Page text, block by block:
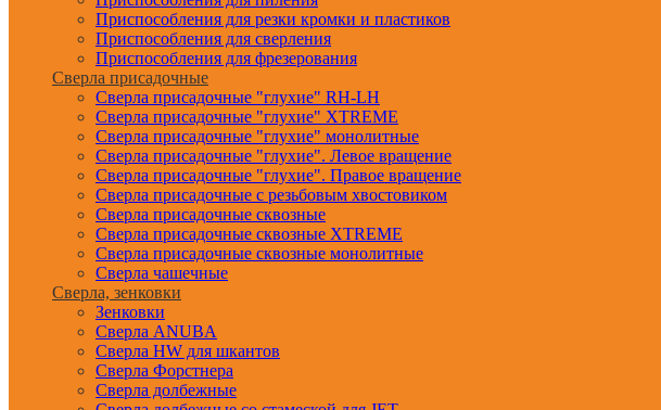
Приспособления для резки кромки и пластиков
Приспособления для сверления
Приспособления для фрезерования
Сверла присадочные
Сверла присадочные "глухие" RH-LH
Сверла присадочные "глухие" XTREME
Сверла присадочные "глухие" монолитные
Сверла присадочные "глухие". Левое вращение
Сверла присадочные "глухие". Правое вращение
Сверла присадочные с резьбовым хвостовиком
Сверла присадочные сквозные
Сверла присадочные сквозные XTREME
Сверла присадочные сквозные монолитные
Сверла чашечные
Сверла, зенковки
Зенковки
Сверла ANUBA
Сверла HW для шкантов
Сверла Форстнера
Сверла долбежные